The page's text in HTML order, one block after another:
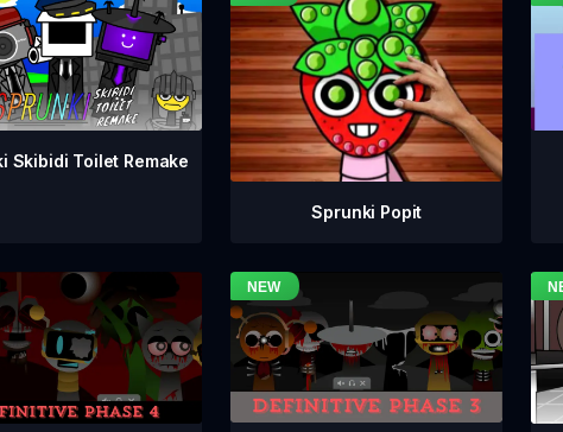
Skibidi Toilet Remake
Sprunki Popit